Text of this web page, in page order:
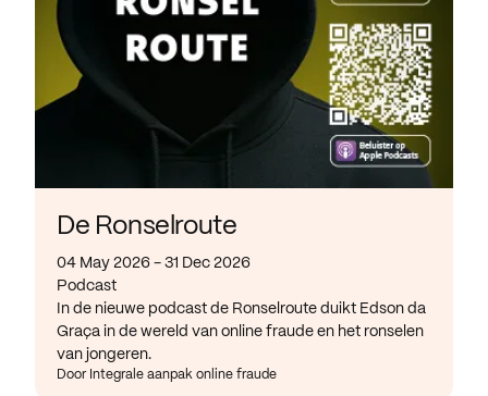
De Ronselroute
04 May 2026 - 31 Dec 2026
Podcast
In de nieuwe podcast de Ronselroute duikt Edson da
Graça in de wereld van online fraude en het ronselen
van jongeren.
Door Integrale aanpak online fraude